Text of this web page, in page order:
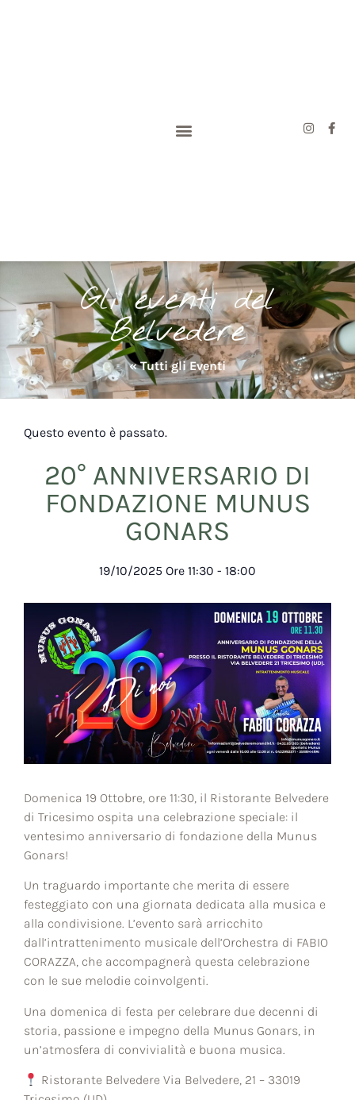
Gli eventi del
Belvedere
« Tutti gli Eventi
Questo evento è passato.
20° ANNIVERSARIO DI
FONDAZIONE MUNUS
GONARS
19/10/2025 Ore 11:30 - 18:00
Domenica 19 Ottobre, ore 11:30, il Ristorante Belvedere
di Tricesimo ospita una celebrazione speciale: il
ventesimo anniversario di fondazione della Munus
Gonars!
Un traguardo importante che merita di essere
festeggiato con una giornata dedicata alla musica e
alla condivisione. L’evento sarà arricchito
dall’intrattenimento musicale dell’Orchestra di FABIO
CORAZZA, che accompagnerà questa celebrazione
con le sue melodie coinvolgenti.
Una domenica di festa per celebrare due decenni di
storia, passione e impegno della Munus Gonars, in
un’atmosfera di convivialità e buona musica.
Ristorante Belvedere Via Belvedere, 21 – 33019